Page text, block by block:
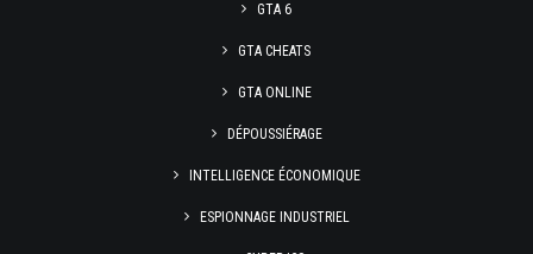
GTA 6
GTA CHEATS
GTA ONLINE
DÉPOUSSIÉRAGE
INTELLIGENCE ÉCONOMIQUE
ESPIONNAGE INDUSTRIEL